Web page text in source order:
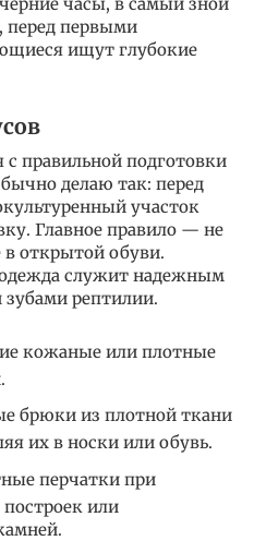
перед первыми
ищут глубокие
с правильной подготовки
делаю так: перед
участок
Главное правило — не
в открытой обуви.
служит надежным
рептилии.
кожаные или плотные
брюки из плотной ткани
их в носки или обувь.
перчатки при
или